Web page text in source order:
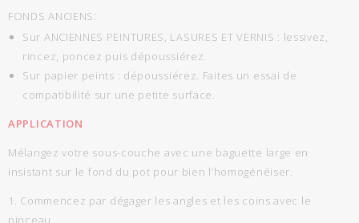
FONDS ANCIENS:
Sur ANCIENNES PEINTURES, LASURES ET VERNIS : lessivez,
rincez, poncez puis dépoussiérez.
Sur papier peints : dépoussiérez. Faites un essai de
compatibilité sur une petite surface.
APPLICATION
Mélangez votre sous-couche avec une baguette large en
insistant sur le fond du pot pour bien l’homogénéiser.
1. Commencez par dégager les angles et les coins avec le
pinceau.